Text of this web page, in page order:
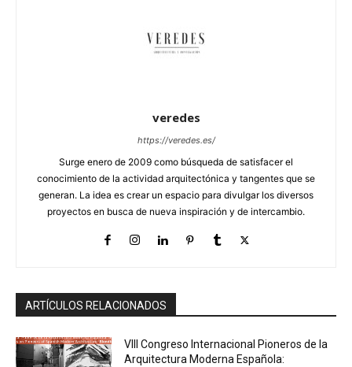
veredes
https://veredes.es/
Surge enero de 2009 como búsqueda de satisfacer el
conocimiento de la actividad arquitectónica y tangentes que se
generan. La idea es crear un espacio para divulgar los diversos
proyectos en busca de nueva inspiración y de intercambio.
ARTÍCULOS RELACIONADOS
VIII Congreso Internacional Pioneros de la
Arquitectura Moderna Española: